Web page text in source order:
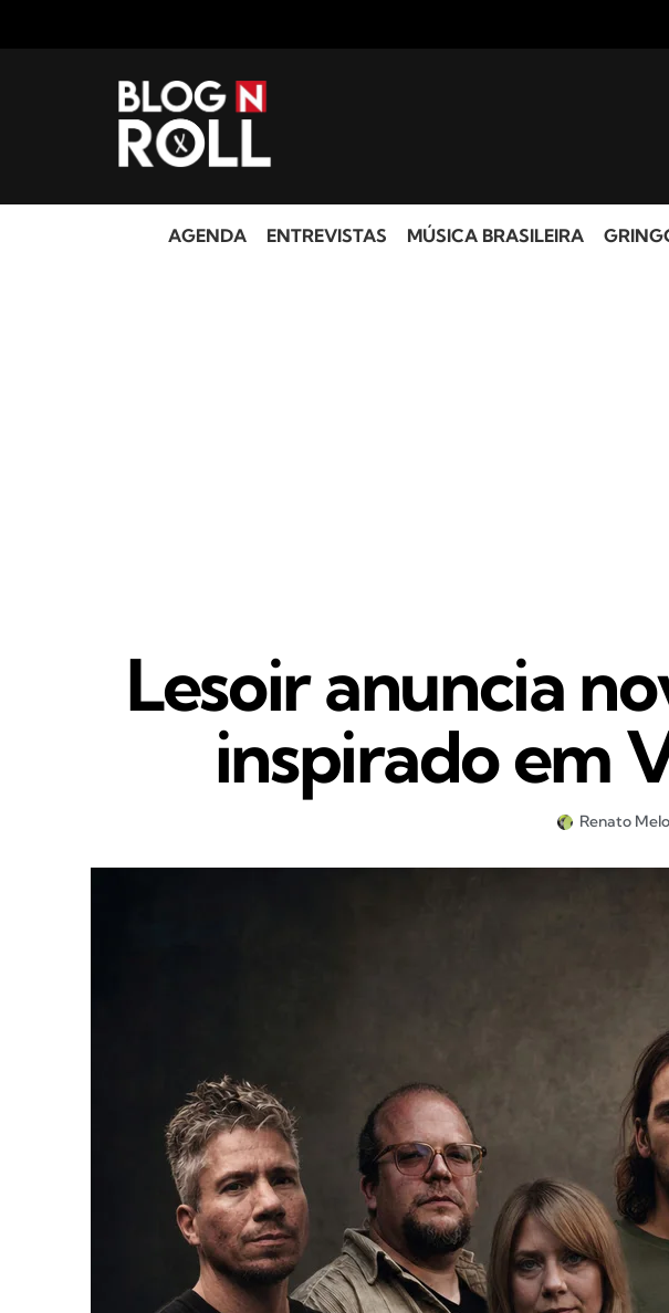
AGENDA ENTREVISTAS MÚSICA BRASILEIRA
Lesoir anuncia
inspirado em
Renato Melo